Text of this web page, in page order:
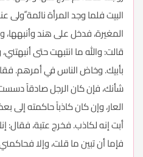
البيت فلما وجد المرأة نائمة ًولى
المغيرة، فدخل على هند
قالت: والله ما انتبهت حتى
بأبيك. وخاض الناس في أمرهم. فقال
شأنك، فإن كان الرجل صادقاً
العار، وإن كان كاذباً حاكمته إلى
أبت إنه لكاذب. فخرج عتبة، فقال:
فإما أن تبين ما قلت، وإلا